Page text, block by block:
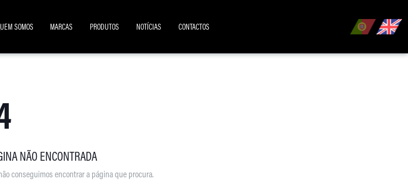
SOMOS MARCAS PRODUTOS NOTÍCIAS CONTACTOS
NÃO ENCONTRADA
conseguimos encontrar a página que procura.